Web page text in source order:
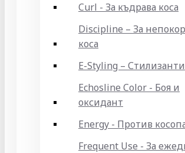
Curl - За къдрава коса
Discipline – За
коса
E-Styling – Стилизанти
Echosline Color - Боя и
оксидант
Energy - Против
Frequent Use - За